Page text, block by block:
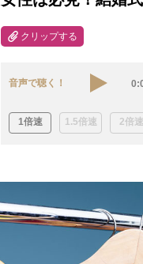
クリップする
音声で聴く！
1倍速 1.5倍速 2倍速